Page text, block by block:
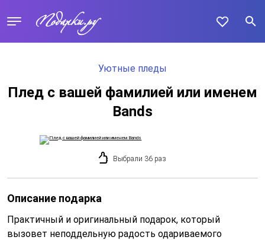
Уютные пледы
Плед с вашей фамилией или именем
Bands
Выбрали 36 раз
Описание подарка
Практичный и оригинальный подарок, который
вызовет неподдельную радость одариваемого